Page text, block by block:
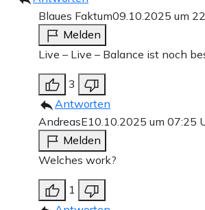
Blaues Faktum09.10.2025 um
Melden
Live – Live – Balance ist noch
3
Antworten
AndreasE10.10.2025 um 07:25
Melden
Welches work?
1